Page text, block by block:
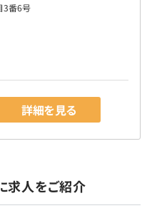
3番6号
詳細を見る
求人をご紹介